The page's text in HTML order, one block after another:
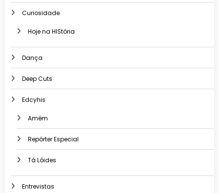
Curiosidade
Hoje na HIStória
Dança
Deep Cuts
Edcyhis
Amém
Repórter Especial
Tá Lóides
Entrevistas